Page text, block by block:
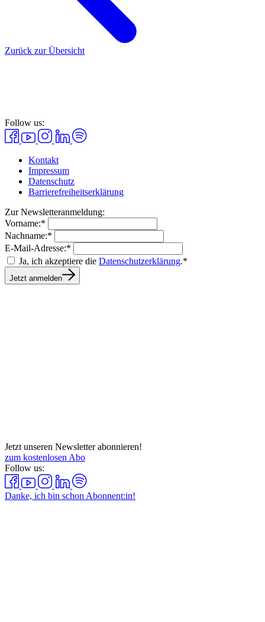
Zurück zur Übersicht
Follow us:
Kontakt
Impressum
Datenschutz
Barrierefreiheitserklärung
Zur Newsletteranmeldung:
Vorname:*
Nachname:*
E-Mail-Adresse:*
Ja, ich akzeptiere die Datenschutzerklärung.*
Jetzt anmelden
Jetzt unseren Newsletter abonnieren!
zum kostenlosen Abo
Follow us:
Danke, ich bin schon Abonnent:in!